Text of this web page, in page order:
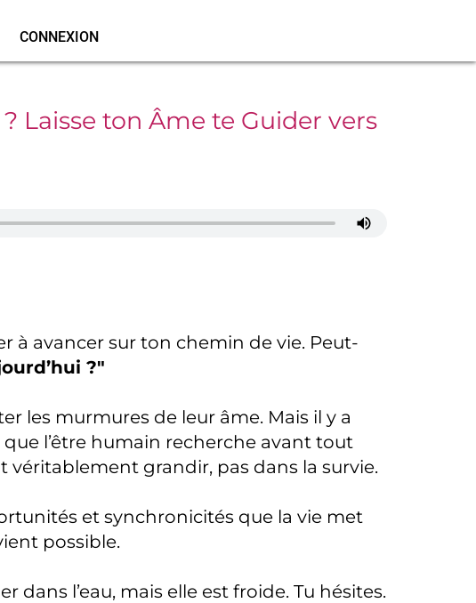
CONNEXION
Laisse ton Âme te Guider vers
à avancer sur ton chemin de vie. Peut-
?"
les murmures de leur âme. Mais il y a
l’être humain recherche avant tout
véritablement grandir, pas dans la survie.
et synchronicités que la vie met
possible.
l’eau, mais elle est froide. Tu hésites.